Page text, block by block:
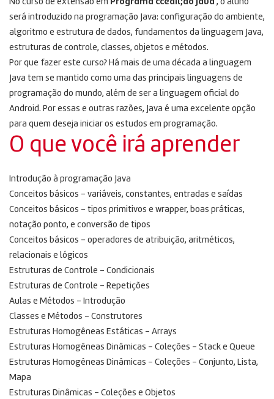
No curso de extensão em Programa ccedil;ão Java , o aluno
será introduzido na programação Java: configuração do ambiente,
algoritmo e estrutura de dados, fundamentos da linguagem Java,
estruturas de controle, classes, objetos e métodos.
Por que fazer este curso? Há mais de uma década a linguagem
Java tem se mantido como uma das principais linguagens de
programação do mundo, além de ser a linguagem oficial do
Android. Por essas e outras razões, Java é uma excelente opção
para quem deseja iniciar os estudos em programação.
O que você irá aprender
Introdução à programação Java
Conceitos básicos – variáveis, constantes, entradas e saídas
Conceitos básicos – tipos primitivos e wrapper, boas práticas,
notação ponto, e conversão de tipos
Conceitos básicos – operadores de atribuição, aritméticos,
relacionais e lógicos
Estruturas de Controle – Condicionais
Estruturas de Controle – Repetições
Aulas e Métodos – Introdução
Classes e Métodos – Construtores
Estruturas Homogêneas Estáticas – Arrays
Estruturas Homogêneas Dinâmicas – Coleções – Stack e Queue
Estruturas Homogêneas Dinâmicas – Coleções – Conjunto, Lista,
Mapa
Estruturas Dinâmicas – Coleções e Objetos